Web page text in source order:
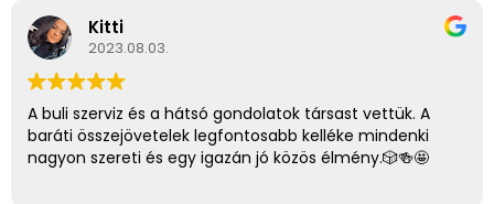
Kitti
2023.08.03.
A buli szerviz és a hátsó gondolatok társast vettük. A
baráti összejövetelek legfontosabb kelléke mindenki
nagyon szereti és egy igazán jó közös élmény.🎲🍻🤩